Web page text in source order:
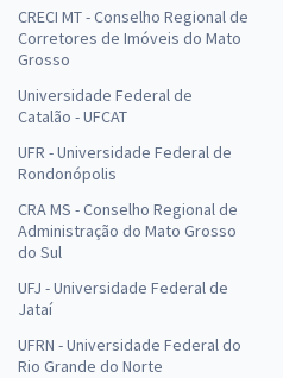
CRECI MT - Conselho Regional de
Corretores de Imóveis do Mato
Grosso
Universidade Federal de
Catalão - UFCAT
UFR - Universidade Federal de
Rondonópolis
CRA MS - Conselho Regional de
Administração do Mato Grosso
do Sul
UFJ - Universidade Federal de
Jataí
UFRN - Universidade Federal do
Rio Grande do Norte